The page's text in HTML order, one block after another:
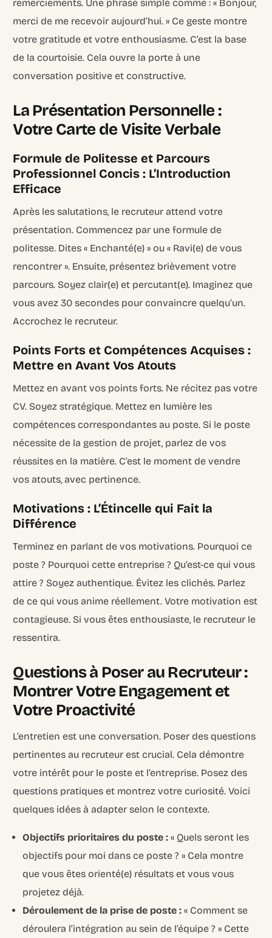
remerciements. Une phrase simple comme : « Bonjour,
merci de me recevoir aujourd’hui. » Ce geste montre
votre gratitude et votre enthousiasme. C’est la base
de la courtoisie. Cela ouvre la porte à une
conversation positive et constructive.
La Présentation Personnelle :
Votre Carte de Visite Verbale
Formule de Politesse et Parcours
Professionnel Concis : L’Introduction
Efficace
Après les salutations, le recruteur attend votre
présentation. Commencez par une formule de
politesse. Dites « Enchanté(e) » ou « Ravi(e) de vous
rencontrer ». Ensuite, présentez brièvement votre
parcours. Soyez clair(e) et percutant(e). Imaginez que
vous avez 30 secondes pour convaincre quelqu’un.
Accrochez le recruteur.
Points Forts et Compétences Acquises :
Mettre en Avant Vos Atouts
Mettez en avant vos points forts. Ne récitez pas votre
CV. Soyez stratégique. Mettez en lumière les
compétences correspondantes au poste. Si le poste
nécessite de la gestion de projet, parlez de vos
réussites en la matière. C’est le moment de vendre
vos atouts, avec pertinence.
Motivations : L’Étincelle qui Fait la
Différence
Terminez en parlant de vos motivations. Pourquoi ce
poste ? Pourquoi cette entreprise ? Qu’est-ce qui vous
attire ? Soyez authentique. Évitez les clichés. Parlez
de ce qui vous anime réellement. Votre motivation est
contagieuse. Si vous êtes enthousiaste, le recruteur le
ressentira.
Questions à Poser au Recruteur :
Montrer Votre Engagement et
Votre Proactivité
L’entretien est une conversation. Poser des questions
pertinentes au recruteur est crucial. Cela démontre
votre intérêt pour le poste et l’entreprise. Posez des
questions pratiques et montrez votre curiosité. Voici
quelques idées à adapter selon le contexte.
Objectifs prioritaires du poste : « Quels seront les
objectifs pour moi dans ce poste ? » Cela montre
que vous êtes orienté(e) résultats et vous vous
projetez déjà.
Déroulement de la prise de poste : « Comment se
déroulera l’intégration au sein de l’équipe ? » Cette